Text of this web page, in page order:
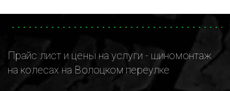
Прайс лист и цены на услуги - шиномонтаж
на колесах на Волоцком переулке